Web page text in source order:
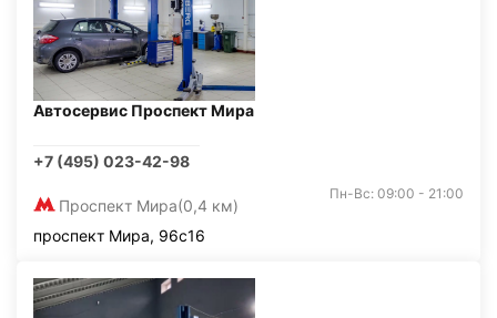
Автосервис Проспект Мира
+7 (495) 023-42-98
Проспект Мира(0,4 км)
Пн-Вс: 09:00 - 21:00
проспект Мира, 96с16